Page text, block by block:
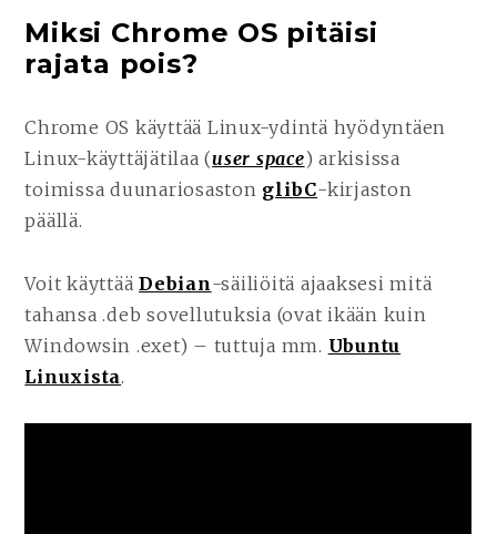
Miksi Chrome OS pitäisi
rajata pois?
Chrome OS käyttää Linux-ydintä hyödyntäen
Linux-käyttäjätilaa (user space) arkisissa
toimissa duunariosaston glibC-kirjaston
päällä.
Voit käyttääDebian -säiliöitä ajaaksesi mitä
tahansa .deb sovellutuksia (ovat ikään kuin
Windowsin .exet) – tuttuja mm. Ubuntu
Linuxista.